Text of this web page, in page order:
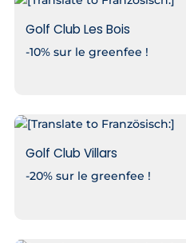
Golf Club Les Bois
-10% sur le greenfee !
Golf Club Villars
-20% sur le greenfee !